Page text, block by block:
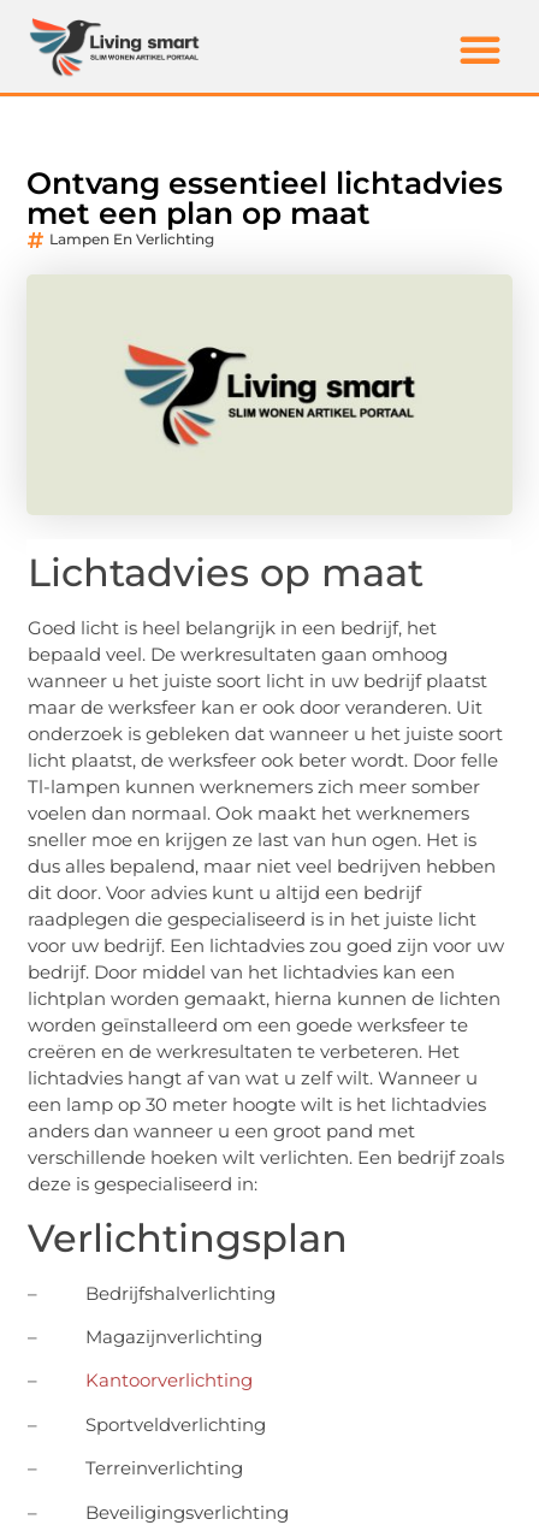
Ontvang essentieel lichtadvies
met een plan op maat
Lampen En Verlichting
Lichtadvies op maat
Goed licht is heel belangrijk in een bedrijf, het
bepaald veel. De werkresultaten gaan omhoog
wanneer u het juiste soort licht in uw bedrijf plaatst
maar de werksfeer kan er ook door veranderen. Uit
onderzoek is gebleken dat wanneer u het juiste soort
licht plaatst, de werksfeer ook beter wordt. Door felle
Tl-lampen kunnen werknemers zich meer somber
voelen dan normaal. Ook maakt het werknemers
sneller moe en krijgen ze last van hun ogen. Het is
dus alles bepalend, maar niet veel bedrijven hebben
dit door. Voor advies kunt u altijd een bedrijf
raadplegen die gespecialiseerd is in het juiste licht
voor uw bedrijf. Een lichtadvies zou goed zijn voor uw
bedrijf. Door middel van het lichtadvies kan een
lichtplan worden gemaakt, hierna kunnen de lichten
worden geïnstalleerd om een goede werksfeer te
creëren en de werkresultaten te verbeteren. Het
lichtadvies hangt af van wat u zelf wilt. Wanneer u
een lamp op 30 meter hoogte wilt is het lichtadvies
anders dan wanneer u een groot pand met
verschillende hoeken wilt verlichten. Een bedrijf zoals
deze is gespecialiseerd in:
Verlichtingsplan
– Bedrijfshalverlichting
– Magazijnverlichting
– Kantoorverlichting
– Sportveldverlichting
– Terreinverlichting
– Beveiligingsverlichting